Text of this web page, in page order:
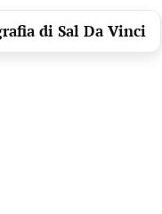
di Sal Da Vinci